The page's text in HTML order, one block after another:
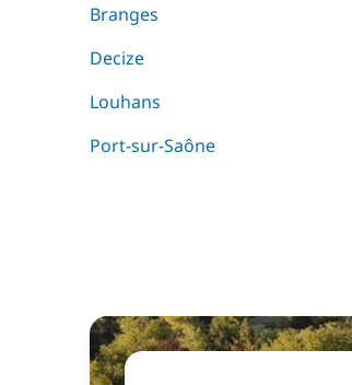
Branges
Decize
Louhans
Port-sur-Saône